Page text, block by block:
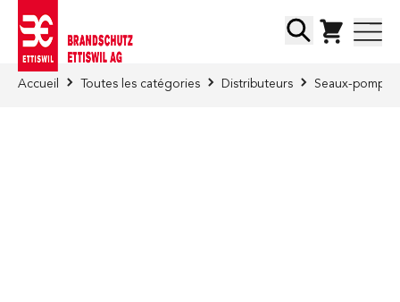
Chercher
Accueil Toutes les catégories Distributeurs Seaux-